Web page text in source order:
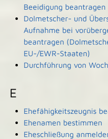
Beeidigung beantragen
Dolmetscher- und
Aufnahme bei
beantragen
EU-/EWR-Staaten)
Durchführung von
E
Ehefähigkeitszeugnis
Ehenamen bestimmen
Eheschließung